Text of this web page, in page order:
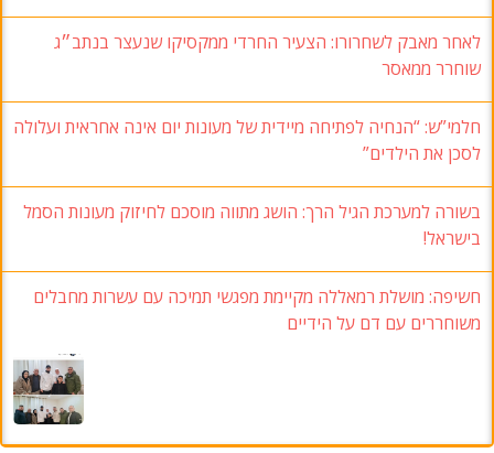
לאחר מאבק לשחרורו: הצעיר החרדי ממקסיקו שנעצר בנתב״ג
שוחרר ממאסר
חלמי”ש: “הנחיה לפתיחה מיידית של מעונות יום אינה אחראית ועלולה
לסכן את הילדים”
בשורה למערכת הגיל הרך: הושג מתווה מוסכם לחיזוק מעונות הסמל
בישראל!
חשיפה: מושלת רמאללה מקיימת מפגשי תמיכה עם עשרות מחבלים
משוחררים עם דם על הידיים